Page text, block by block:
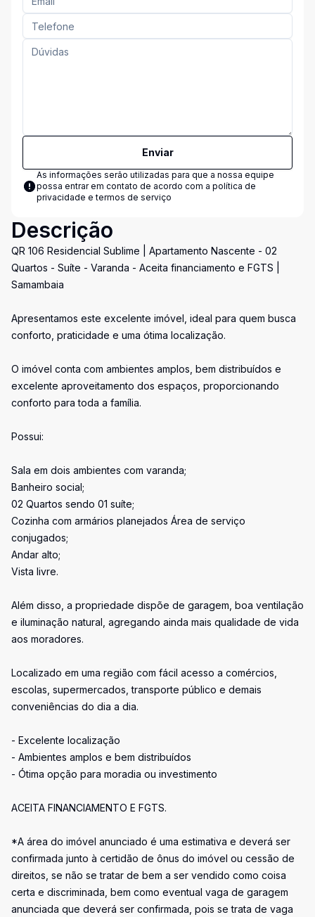
Enviar
As informações serão utilizadas para que a nossa equipe
possa entrar em contato de acordo com a política de
privacidade e termos de serviço
Descrição
QR 106 Residencial Sublime | Apartamento Nascente - 02
Quartos - Suíte - Varanda - Aceita financiamento e FGTS |
Samambaia
Apresentamos este excelente imóvel, ideal para quem busca
conforto, praticidade e uma ótima localização.
O imóvel conta com ambientes amplos, bem distribuídos e
excelente aproveitamento dos espaços, proporcionando
conforto para toda a família.
Possui:
Sala em dois ambientes com varanda;
Banheiro social;
02 Quartos sendo 01 suíte;
Cozinha com armários planejados Área de serviço
conjugados;
Andar alto;
Vista livre.
Além disso, a propriedade dispõe de garagem, boa ventilação
e iluminação natural, agregando ainda mais qualidade de vida
aos moradores.
Localizado em uma região com fácil acesso a comércios,
escolas, supermercados, transporte público e demais
conveniências do dia a dia.
- Excelente localização
- Ambientes amplos e bem distribuídos
- Ótima opção para moradia ou investimento
ACEITA FINANCIAMENTO E FGTS.
*A área do imóvel anunciado é uma estimativa e deverá ser
confirmada junto à certidão de ônus do imóvel ou cessão de
direitos, se não se tratar de bem a ser vendido como coisa
certa e discriminada, bem como eventual vaga de garagem
anunciada que deverá ser confirmada, pois se trata de vaga